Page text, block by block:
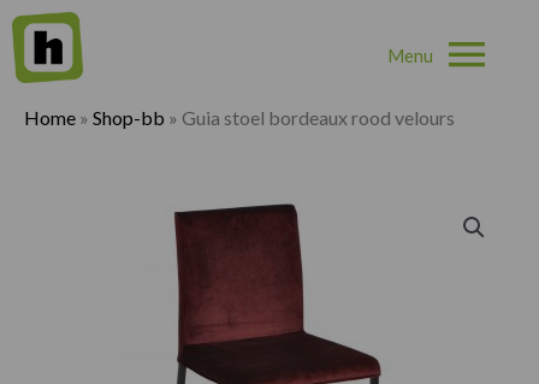
Home » Shop-bb » Guia stoel bordeaux rood velours